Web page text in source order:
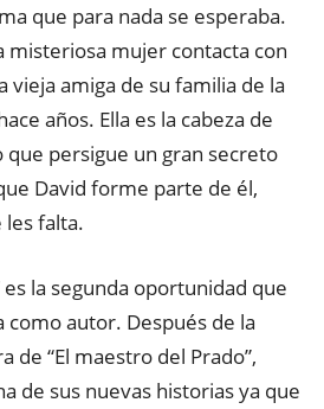
que para nada se esperaba.
misteriosa mujer contacta con
vieja amiga de su familia de la
años. Ella es la cabeza de
persigue un gran secreto
David forme parte de él,
les falta.
es la segunda oportunidad que
como autor. Después de la
de “El maestro del Prado”,
de sus nuevas historias ya que